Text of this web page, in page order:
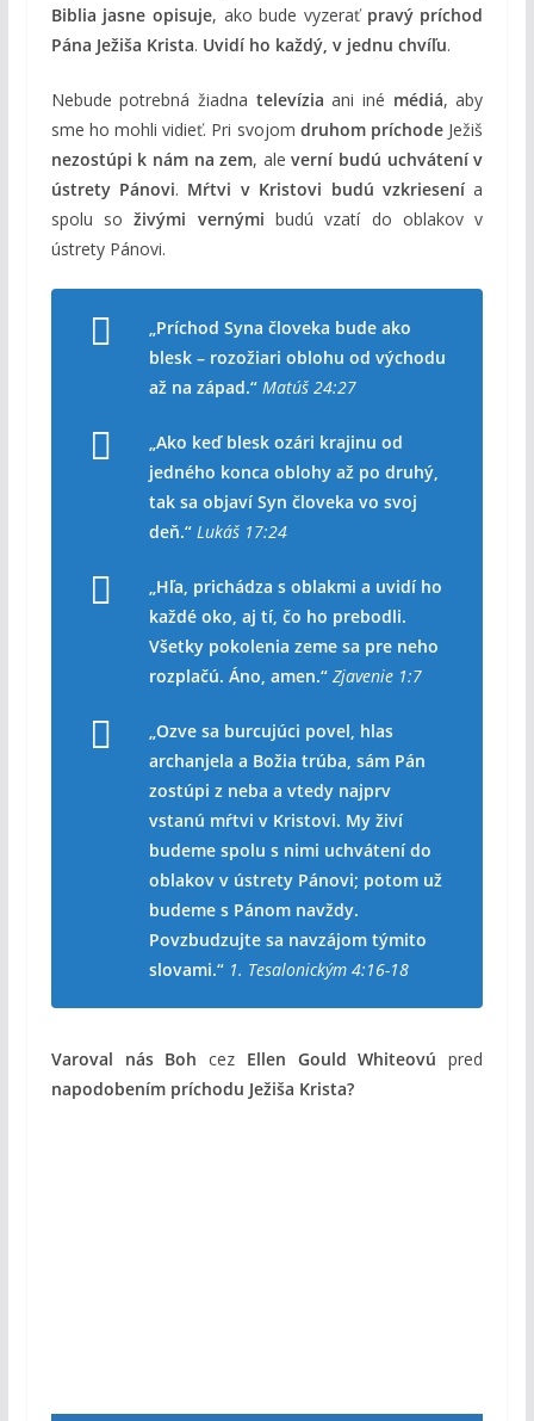
Biblia jasne opisuje, ako bude vyzerať pravý príchod
Pána Ježiša Krista. Uvidí ho každý, v jednu chvíľu.
Nebude potrebná žiadna televízia ani iné médiá, aby
sme ho mohli vidieť. Pri svojom druhom príchode Ježiš
nezostúpi k nám na zem, aleverní budú uchvátení v
ústrety Pánovi. Mŕtvi v Kristovi budú vzkriesenía
spolu soživými vernými budú vzatí do oblakov v
ústrety Pánovi.
„Príchod Syna človeka bude ako
blesk – rozožiari oblohu od východu
až na západ.“ Matúš 24:27
„Ako keď blesk ozári krajinu od
jedného konca oblohy až po druhý,
tak sa objaví Syn človeka vo svoj
deň.“ Lukáš 17:24
„Hľa, prichádza s oblakmi a uvidí ho
každé oko, aj tí, čo ho prebodli.
Všetky pokolenia zeme sa pre neho
rozplačú. Áno, amen.“ Zjavenie 1:7
„Ozve sa burcujúci povel, hlas
archanjela a Božia trúba, sám Pán
zostúpi z neba a vtedy najprv
vstanú mŕtvi v Kristovi. My živí
budeme spolu s nimi uchvátení do
oblakov v ústrety Pánovi; potom už
budeme s Pánom navždy.
Povzbudzujte sa navzájom týmito
slovami.“ 1. Tesalonickým 4:16-18
Varoval nás Boh cez Ellen Gould Whiteovú pred
napodobením príchodu Ježiša Krista?